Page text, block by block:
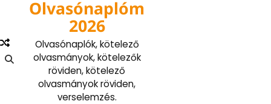
content
Olvasónaplóm
2026
Olvasónaplók, kötelező
olvasmányok, kötelezők
röviden, kötelező
olvasmányok röviden,
verselemzés.